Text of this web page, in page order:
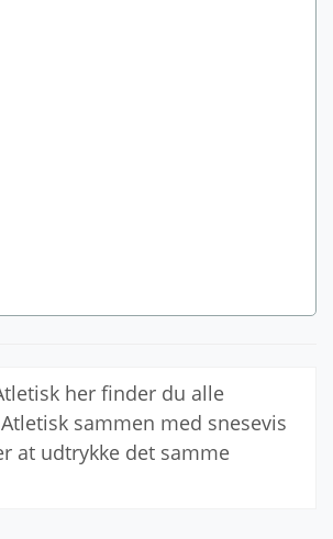
her finder du alle
sammen med snesevis
at udtrykke det samme